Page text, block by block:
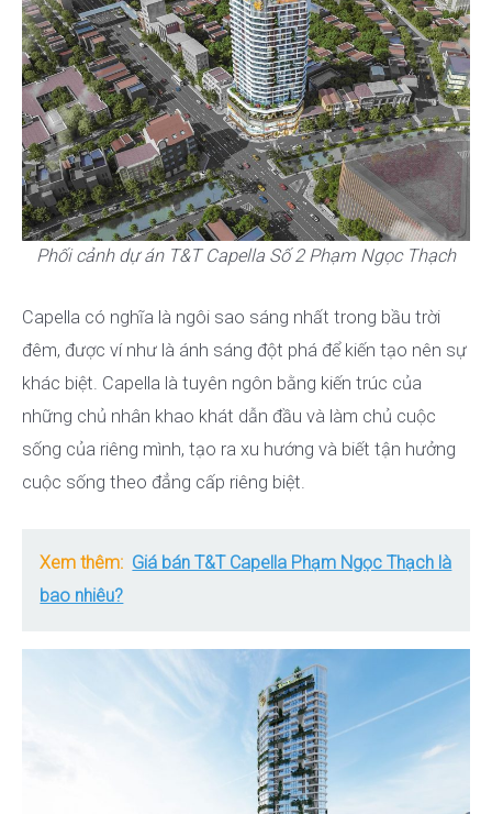
Phối cảnh dự án T&T Capella Số 2 Phạm Ngọc Thạch
Capella có nghĩa là ngôi sao sáng nhất trong bầu trời
đêm, được ví như là ánh sáng đột phá để kiến tạo nên sự
khác biệt. Capella là tuyên ngôn bằng kiến trúc của
những chủ nhân khao khát dẫn đầu và làm chủ cuộc
sống của riêng mình, tạo ra xu hướng và biết tận hưởng
cuộc sống theo đẳng cấp riêng biệt.
Xem thêm: Giá bán T&T Capella Phạm Ngọc Thạch là
bao nhiêu?